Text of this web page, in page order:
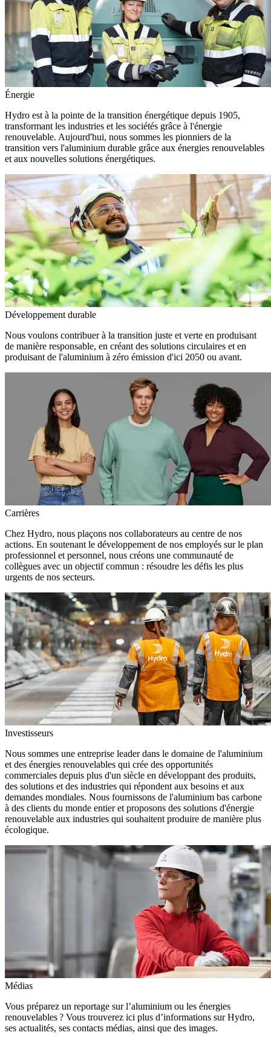
Énergie
Hydro est à la pointe de la transition énergétique depuis 1905,
transformant les industries et les sociétés grâce à l'énergie
renouvelable. Aujourd'hui, nous sommes les pionniers de la
transition vers l'aluminium durable grâce aux énergies renouvelables
et aux nouvelles solutions énergétiques.
Développement durable
Nous voulons contribuer à la transition juste et verte en produisant
de manière responsable, en créant des solutions circulaires et en
produisant de l'aluminium à zéro émission d'ici 2050 ou avant.
Carrières
Chez Hydro, nous plaçons nos collaborateurs au centre de nos
actions. En soutenant le développement de nos employés sur le plan
professionnel et personnel, nous créons une communauté de
collègues avec un objectif commun : résoudre les défis les plus
urgents de nos secteurs.
Investisseurs
Nous sommes une entreprise leader dans le domaine de l'aluminium
et des énergies renouvelables qui crée des opportunités
commerciales depuis plus d'un siècle en développant des produits,
des solutions et des industries qui répondent aux besoins et aux
demandes mondiales. Nous fournissons de l'aluminium bas carbone
à des clients du monde entier et proposons des solutions d'énergie
renouvelable aux industries qui souhaitent produire de manière plus
écologique.
Médias
Vous préparez un reportage sur l’aluminium ou les énergies
renouvelables ? Vous trouverez ici plus d’informations sur Hydro,
ses actualités, ses contacts médias, ainsi que des images.